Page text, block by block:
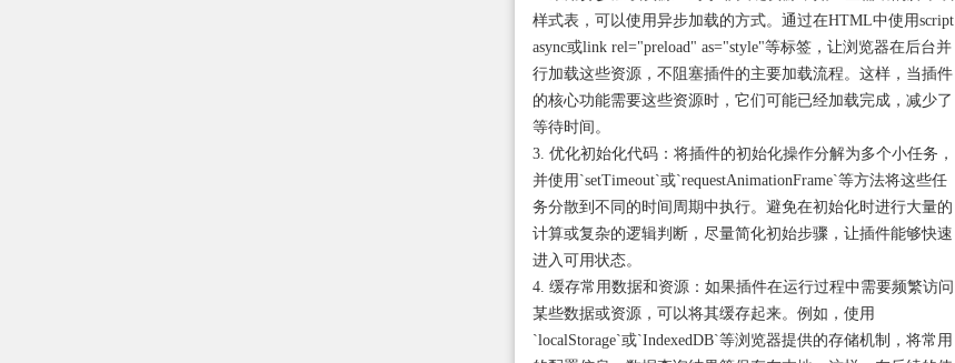
样式表，可以使用异步加载的方式。通过在HTML中使用script
async或link rel="preload" as="style"等标签，让浏览器在后台并
行加载这些资源，不阻塞插件的主要加载流程。这样，当插件
的核心功能需要这些资源时，它们可能已经加载完成，减少了
等待时间。
3. 优化初始化代码：将插件的初始化操作分解为多个小任务，
并使用`setTimeout`或`requestAnimationFrame`等方法将这些任
务分散到不同的时间周期中执行。避免在初始化时进行大量的
计算或复杂的逻辑判断，尽量简化初始步骤，让插件能够快速
进入可用状态。
4. 缓存常用数据和资源：如果插件在运行过程中需要频繁访问
某些数据或资源，可以将其缓存起来。例如，使用
`localStorage`或`IndexedDB`等浏览器提供的存储机制，将常用